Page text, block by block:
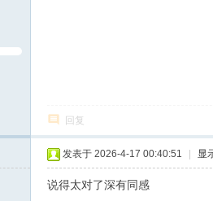
回复
发表于 2026-4-17 00:40:51 显
说得太对了深有同感